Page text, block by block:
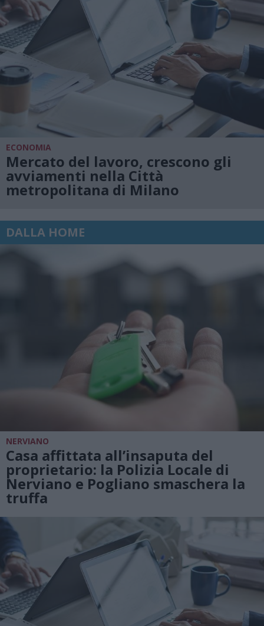
ECONOMIA
Mercato del lavoro, crescono gli
avviamenti nella Città
metropolitana di Milano
DALLA HOME
NERVIANO
Casa affittata all’insaputa del
proprietario: la Polizia Locale di
Nerviano e Pogliano smaschera la
truffa